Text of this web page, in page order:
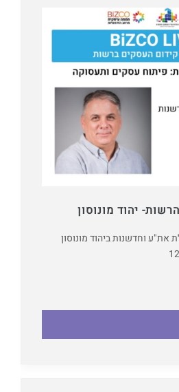
יהוד מונוסון
את"ע וחדשנות ביהוד מונוסון